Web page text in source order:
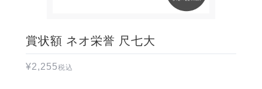
賞状額 ネオ栄誉 尺七大
¥2,255税込